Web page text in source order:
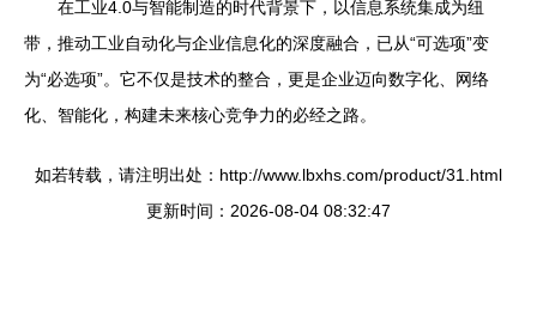
在工业4.0与智能制造的时代背景下，以信息系统集成为纽
带，推动工业自动化与企业信息化的深度融合，已从“可选项”变
为“必选项”。它不仅是技术的整合，更是企业迈向数字化、网络
化、智能化，构建未来核心竞争力的必经之路。
如若转载，请注明出处：http://www.lbxhs.com/product/31.html
更新时间：2026-08-04 08:32:47